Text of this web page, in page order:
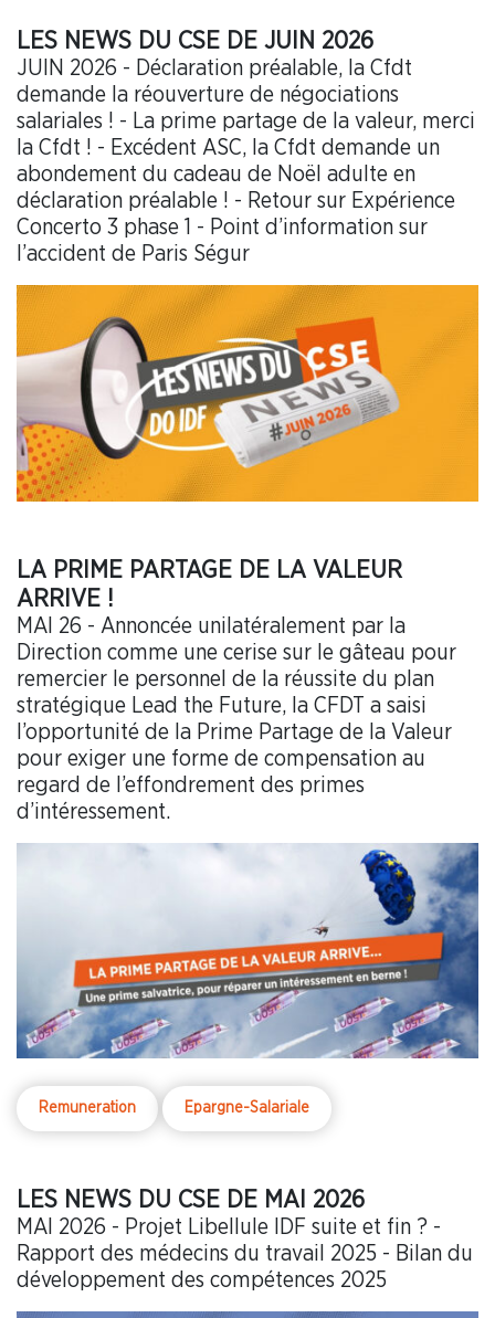
LES NEWS DU CSE DE JUIN 2026
JUIN 2026 - Déclaration préalable, la Cfdt
demande la réouverture de négociations
salariales ! - La prime partage de la valeur, merci
la Cfdt ! - Excédent ASC, la Cfdt demande un
abondement du cadeau de Noël adulte en
déclaration préalable ! - Retour sur Expérience
Concerto 3 phase 1 - Point d’information sur
l’accident de Paris Ségur
LA PRIME PARTAGE DE LA VALEUR
ARRIVE !
MAI 26 - Annoncée unilatéralement par la
Direction comme une cerise sur le gâteau pour
remercier le personnel de la réussite du plan
stratégique Lead the Future, la CFDT a saisi
l’opportunité de la Prime Partage de la Valeur
pour exiger une forme de compensation au
regard de l’effondrement des primes
d’intéressement.
Remuneration Epargne-Salariale
LES NEWS DU CSE DE MAI 2026
MAI 2026 - Projet Libellule IDF suite et fin ? -
Rapport des médecins du travail 2025 - Bilan du
développement des compétences 2025